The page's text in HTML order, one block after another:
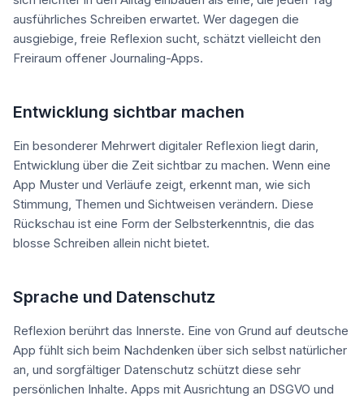
ausführliches Schreiben erwartet. Wer dagegen die
ausgiebige, freie Reflexion sucht, schätzt vielleicht den
Freiraum offener Journaling-Apps.
Entwicklung sichtbar machen
Ein besonderer Mehrwert digitaler Reflexion liegt darin,
Entwicklung über die Zeit sichtbar zu machen. Wenn eine
App Muster und Verläufe zeigt, erkennt man, wie sich
Stimmung, Themen und Sichtweisen verändern. Diese
Rückschau ist eine Form der Selbsterkenntnis, die das
blosse Schreiben allein nicht bietet.
Sprache und Datenschutz
Reflexion berührt das Innerste. Eine von Grund auf deutsche
App fühlt sich beim Nachdenken über sich selbst natürlicher
an, und sorgfältiger Datenschutz schützt diese sehr
persönlichen Inhalte. Apps mit Ausrichtung an DSGVO und